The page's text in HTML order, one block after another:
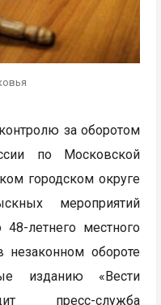
за оборотом
по Московской
городском округе
мероприятий
летнего местного
незаконном обороте
изданию «Вести
пресс-служба